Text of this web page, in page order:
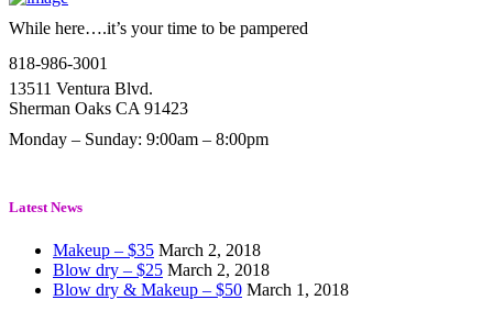
While here….it’s your time to be pampered
818-986-3001
13511 Ventura Blvd.
Sherman Oaks CA 91423
Monday – Sunday: 9:00am – 8:00pm
Latest News
Makeup – $35 March 2, 2018
Blow dry – $25 March 2, 2018
Blow dry & Makeup – $50 March 1, 2018